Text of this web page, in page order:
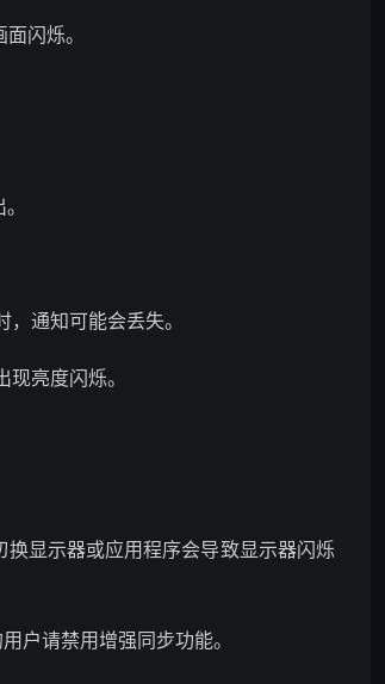
闪烁。
通知可能会丢失。
亮度闪烁。
显示器或应用程序会导致显示器闪烁
户请禁用增强同步功能。